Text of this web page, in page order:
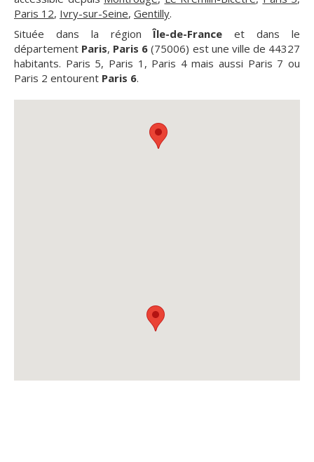
Paris 12, Ivry-sur-Seine, Gentilly.
Située dans la régionÎle-de-France et dans le
département Paris, Paris 6 (75006) est une ville de 44327
habitants. Paris 5, Paris 1, Paris 4 mais aussi Paris 7 ou
Paris 2 entourent Paris 6.